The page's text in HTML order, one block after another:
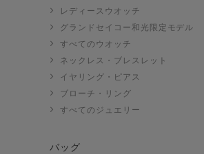
レディースウオッチ
グランドセイコー和光限定モデル
すべてのウオッチ
ネックレス・ブレスレット
イヤリング・ピアス
ブローチ・リング
すべてのジュエリー
バッグ